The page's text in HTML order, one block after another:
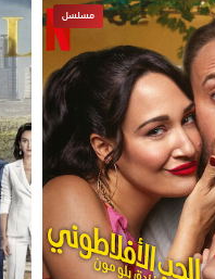
مسلسل